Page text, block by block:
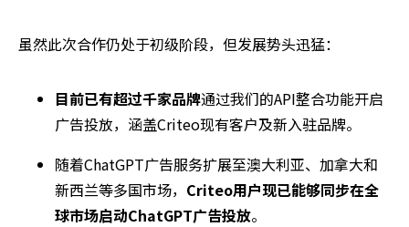
虽然此次合作仍处于初级阶段，但发展势头迅猛：
目前已有超过千家品牌通过我们的API整合功能开启
广告投放，涵盖Criteo现有客户及新入驻品牌。
随着ChatGPT广告服务扩展至澳大利亚、加拿大和
新西兰等多国市场， Criteo用户现已能够同步在全
球市场启动ChatGPT广告投放。